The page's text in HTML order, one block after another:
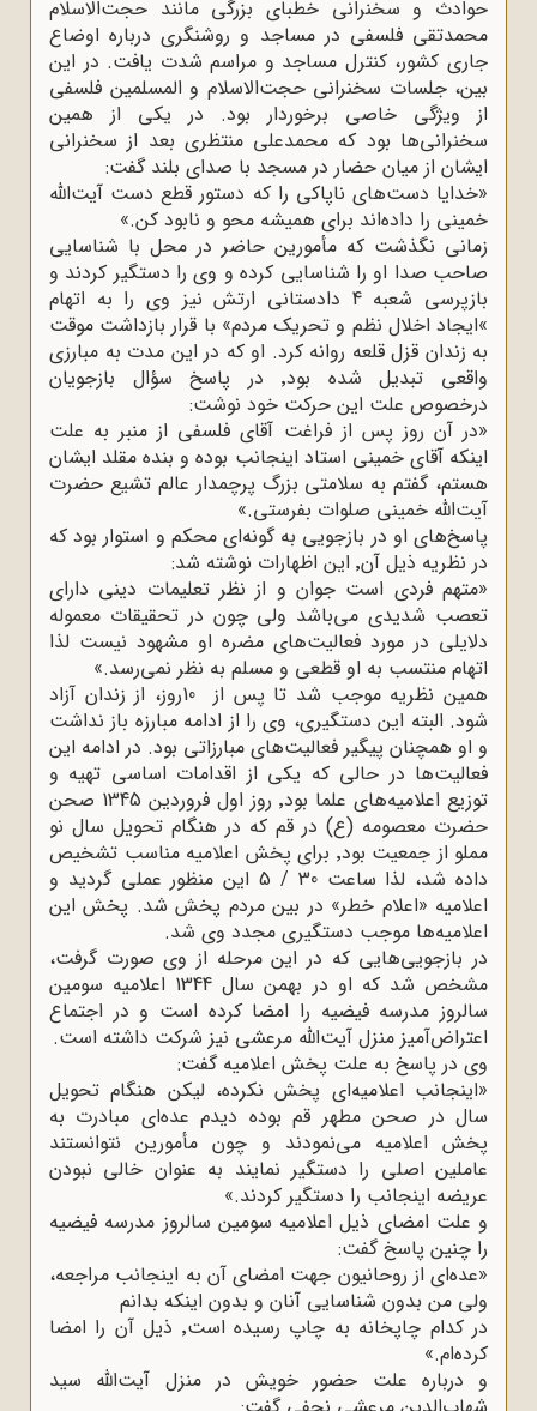
حوادث و سخنرانی خطبای بزرگی مانند حجت‌الاسلام
محمدتقی فلسفی در مساجد و روشنگری درباره اوضاع
جاری کشور، کنترل مساجد و مراسم شدت یافت. در این
بین، جلسات سخنرانی حجت‌الاسلام‌ و المسلمین فلسفی
از ویژگی خاصی برخوردار بود. در یکی از همین
سخنرانی‌ها بود که محمدعلی منتظری بعد از سخنرانی
ایشان از میان حضار در مسجد با صدای بلند گفت:
»خدایا دست‌های ناپاکی را که دستور قطع دست آیت‌الله
خمینی را داده‌اند برای همیشه محو و نابود کن.«
زمانی نگذشت که مأمورین حاضر در محل با شناسایی
صاحب صدا او را شناسایی کرده و وی را دستگیر کردند و
بازپرسی شعبه 4 دادستانی ارتش نیز وی را به اتهام
«ایجاد اخلال نظم و تحریک مردم» با قرار بازداشت موقت
به زندان قزل قلعه روانه کرد. او که در این مدت به مبارزی
واقعی تبدیل شده بود٬ در پاسخ سؤال بازجویان
درخصوص علت این حرکت خود نوشت:
»در آن روز پس از فراغت آقای فلسفی از منبر به علت
اینکه آقای خمینی استاد اینجانب بوده و بنده مقلد ایشان
هستم، گفتم به سلامتی بزرگ پرچمدار عالم تشیع حضرت
آیت‌الله خمینی صلوات بفرستی.«
پاسخ‌های او در بازجویی به گونه‌ای محکم و استوار بود که
در نظریه ذیل آن٬ این اظهارات نوشته شد
:
»متهم فردی است جوان و از نظر تعلیمات دینی دارای
تعصب شدیدی می‌باشد ولی چون در تحقیقات معموله
دلایلی در مورد فعالیت‌های مضره او مشهود نیست لذا
اتهام منتسب به او قطعی و مسلم به نظر نمی‌رسد.«
همین نظریه موجب شد تا پس از 10روز، از زندان آزاد
شود. البته این دستگیری، وی را از ادامه مبارزه باز نداشت
و او همچنان پیگیر فعالیت‌های مبارزاتی بود. در ادامه این
فعالیت‌ها در حالی که یکی از اقدامات اساسی تهیه و
توزیع اعلامیه‌های علما بود٬ روز اول فروردین 1345 صحن
حضرت معصومه (ع) در قم که در هنگام تحویل سال نو
مملو از جمعیت بود٬ برای پخش اعلامیه مناسب تشخیص
داده شد، لذا ساعت 30 / 5 این منظور عملی گردید و
اعلامیه «اعلام خطر» در بین مردم پخش شد. پخش این
اعلامیه‌ها موجب دستگیری مجدد وی شد.
در بازجویی‌هایی که در این مرحله از وی صورت گرفت،
مشخص شد که او در بهمن سال 1344 اعلامیه سومین
سالروز مدرسه فیضیه را امضا کرده است و در اجتماع
اعتراض‌آمیز منزل آیت‌الله مرعشی نیز شرکت داشته است.
وی در پاسخ به علت پخش اعلامیه گفت:
»اینجانب اعلامیه‌ای پخش نکرده، لیکن هنگام تحویل
سال در صحن مطهر قم بوده دیدم عده‌ای مبادرت به
پخش اعلامیه می‌نمودند و چون مأمورین نتوانستند
عاملین اصلی را دستگیر نمایند به عنوان خالی نبودن
عریضه اینجانب را دستگیر کردند«.
و علت امضای ذیل اعلامیه سومین سالروز مدرسه فیضیه
را چنین پاسخ گفت:
»عده‌ای از روحانیون جهت امضای آن به اینجانب مراجعه،
ولی من بدون شناسایی آنان و بدون اینکه بدانم
در کدام چاپخانه به چاپ رسیده است‌٬ ذیل آن را امضا
کرده‌ام«.
و درباره علت حضور خویش در منزل آیت‌الله سید